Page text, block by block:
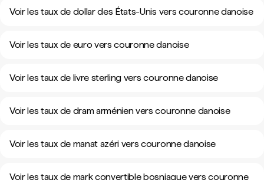
Voir les taux de dollar des États-Unis vers couronne danoise
Voir les taux de euro vers couronne danoise
Voir les taux de livre sterling vers couronne danoise
Voir les taux de dram arménien vers couronne danoise
Voir les taux de manat azéri vers couronne danoise
Voir les taux de mark convertible bosniaque vers couronne